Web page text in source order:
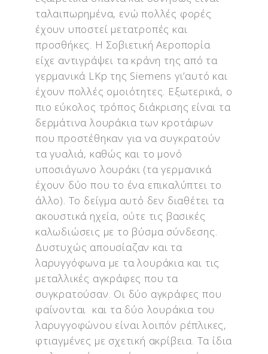
ταλαιπωρημένα, ενώ πολλές φορές
έχουν υποστεί μετατροπές και
προσθήκες. Η Σοβιετική Αεροπορία
είχε αντιγράψει τα κράνη της από τα
γερμανικά LKp της Siemens γι’αυτό και
έχουν πολλές ομοιότητες. Εξωτερικά, ο
πιο εύκολος τρόπος διάκρισης είναι τα
δερμάτινα λουράκια των κροτάφων
που προστέθηκαν για να συγκρατούν
τα γυαλιά, καθώς και το μονό
υποσιάγωνο λουράκι (τα γερμανικά
έχουν δύο που το ένα επικαλύπτει το
άλλο). Το δείγμα αυτό δεν διαθέτει τα
ακουστικά ηχεία, ούτε τις βασικές
καλωδιώσεις με το βύσμα σύνδεσης.
Δυστυχώς απουσίαζαν και τα
λαρυγγόφωνα με τα λουράκια και τις
μεταλλικές αγκράφες που τα
συγκρατούσαν. Οι δύο αγκράφες που
φαίνονται και τα δύο λουράκια του
λαρυγγοφώνου είναι λοιπόν ρέπλικες,
φτιαγμένες με σχετική ακρίβεια. Τα ίδια
τα λαρυγγόφωνα είναι γερμανικής